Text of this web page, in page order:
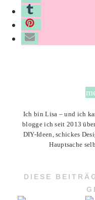
Ich bin Lisa – und ich
blogge ich seit 2013
DIY-Ideen, schickes
Hauptsache
DIESE